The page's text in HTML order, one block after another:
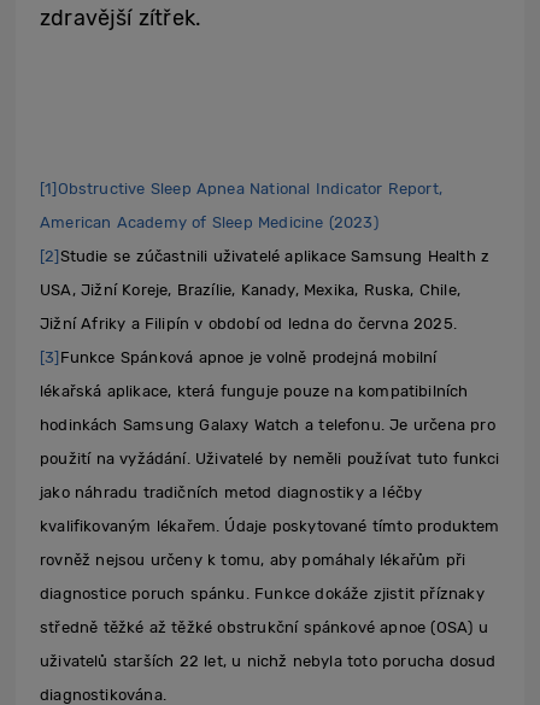
zdravější zítřek.
[1]Obstructive Sleep Apnea National Indicator Report,
American Academy of Sleep Medicine (2023)
[2]Studie se zúčastnili uživatelé aplikace Samsung Health z
USA, Jižní Koreje, Brazílie, Kanady, Mexika, Ruska, Chile,
Jižní Afriky a Filipín v období od ledna do června 2025.
[3]Funkce Spánková apnoe je volně prodejná mobilní
lékařská aplikace, která funguje pouze na kompatibilních
hodinkách Samsung Galaxy Watch a telefonu. Je určena pro
použití na vyžádání. Uživatelé by neměli používat tuto funkci
jako náhradu tradičních metod diagnostiky a léčby
kvalifikovaným lékařem. Údaje poskytované tímto produktem
rovněž nejsou určeny k tomu, aby pomáhaly lékařům při
diagnostice poruch spánku. Funkce dokáže zjistit příznaky
středně těžké až těžké obstrukční spánkové apnoe (OSA) u
uživatelů starších 22 let, u nichž nebyla toto porucha dosud
diagnostikována.